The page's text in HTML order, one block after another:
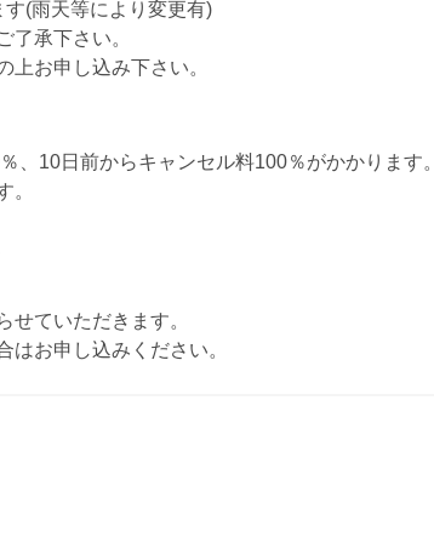
(雨天等により変更有)
了承下さい。
上お申し込み下さい。
、10日前からキャンセル料100％がかかります。
。
せていただきます。
はお申し込みください。